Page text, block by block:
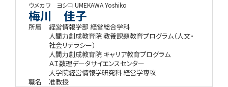
ウメカワ ヨシコ UMEKAWA Yoshiko
梅川 佳子
所属
経営情報学部 経営総合学科
人間力創成教育院 教養課題教育プログラム（人文・
社会リテラシー）
人間力創成教育院 キャリア教育プログラム
ＡＩ数理データサイエンスセンター
大学院経営情報学研究科 経営学専攻
職名
准教授